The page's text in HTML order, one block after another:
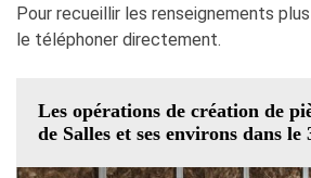
Pour recueillir les renseignements
le téléphoner directement.
Les opérations de création de
de Salles et ses environs dans le